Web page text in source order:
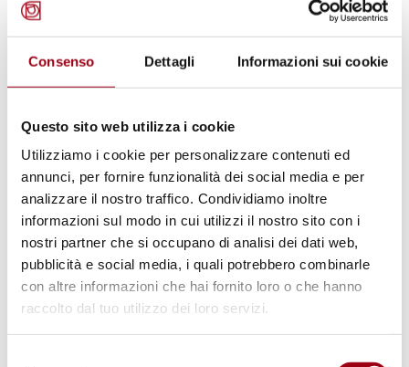
Consenso Dettagli Informazioni sui cookie
Questo sito web utilizza i cookie
Utilizziamo i cookie per personalizzare contenuti ed
annunci, per fornire funzionalità dei social media e per
analizzare il nostro traffico. Condividiamo inoltre
informazioni sul modo in cui utilizzi il nostro sito con i
nostri partner che si occupano di analisi dei dati web,
pubblicità e social media, i quali potrebbero combinarle
con altre informazioni che hai fornito loro o che hanno
raccolto dal tuo utilizzo dei loro servizi.
dimostrando che il “limite” non è una scusa.
Alex ha sempre scelto di reagire al dolore non
consapevolmente con coraggio e un pizzico di
ironia. Ha dato inoltre il suo contributo nel
combattere gli stereotipi sulle persone con
disabilità mostrando una prospettiva diversa
sull’inclusione. La sua scomparsa ha
sicuramente lasciato un vuoto grande ma il
suo esempio rimarrà per sempre.